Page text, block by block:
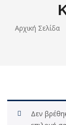
Αρχική Σελίδα
Δεν